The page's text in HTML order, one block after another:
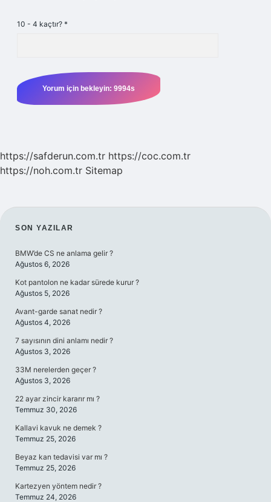
10 - 4 kaçtır? *
https://safderun.com.tr https://coc.com.tr
https://noh.com.tr Sitemap
SIDEBAR
SON YAZILAR
BMW’de CS ne anlama gelir ?
Ağustos 6, 2026
Kot pantolon ne kadar sürede kurur ?
Ağustos 5, 2026
Avant-garde sanat nedir ?
Ağustos 4, 2026
7 sayısının dini anlamı nedir ?
Ağustos 3, 2026
33M nerelerden geçer ?
Ağustos 3, 2026
22 ayar zincir kararır mı ?
Temmuz 30, 2026
Kallavi kavuk ne demek ?
Temmuz 25, 2026
Beyaz kan tedavisi var mı ?
Temmuz 25, 2026
Kartezyen yöntem nedir ?
Temmuz 24, 2026